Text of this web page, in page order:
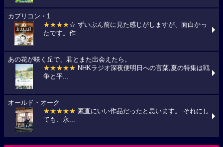
カプリコン・1
★★★★☆ ずいぶん前に見た感じがしますが、面白かっ
たです。作...
あの花が咲く丘で、君とまた出会えたら。
★★★★★ NHKラジオ深夜便明日への言葉,夏の特集は戦
争と平...
オールド・オーク
★★★★★ 素直にいい作品だったと思います。 それにし
ても、永...